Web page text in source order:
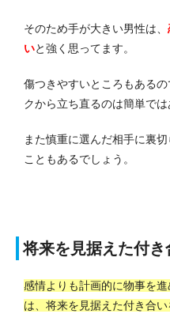
そのため手が大きい男性は、
いと強く思ってます。
傷つきやすいところもある
クから立ち直るのは簡単では
また慎重に選んだ相手に裏
こともあるでしょう。
将来を見据えた付き
感情よりも計画的に物事を
は、将来を見据えた付き合